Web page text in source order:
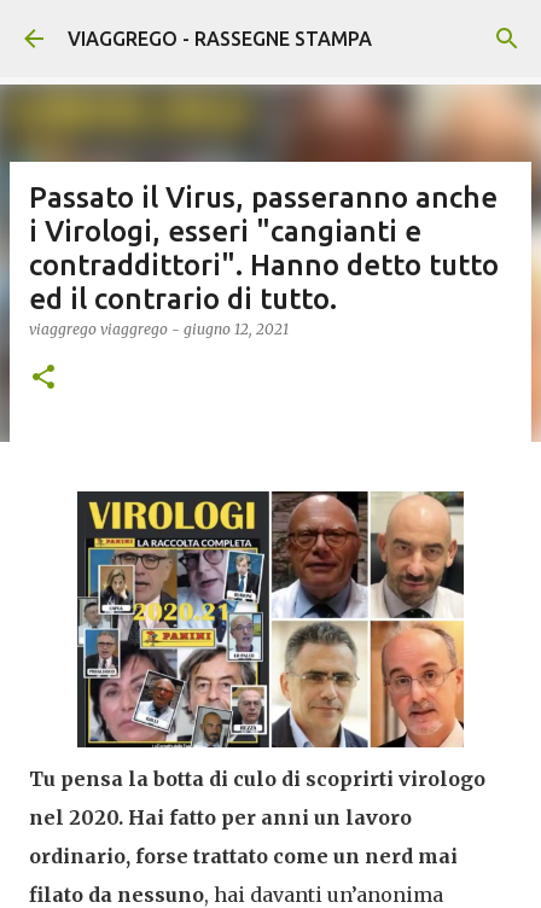
Passa ai contenuti principali
VIAGGREGO - RASSEGNE STAMPA
Passato il Virus, passeranno anche
i Virologi, esseri "cangianti e
contraddittori". Hanno detto tutto
ed il contrario di tutto.
viaggrego viaggrego - giugno 12, 2021
Tu pensa la botta di culo di scoprirti virologo
nel 2020. Hai fatto per anni un lavoro
ordinario, forse trattato come un nerd mai
filato da nessuno, hai davanti un’anonima